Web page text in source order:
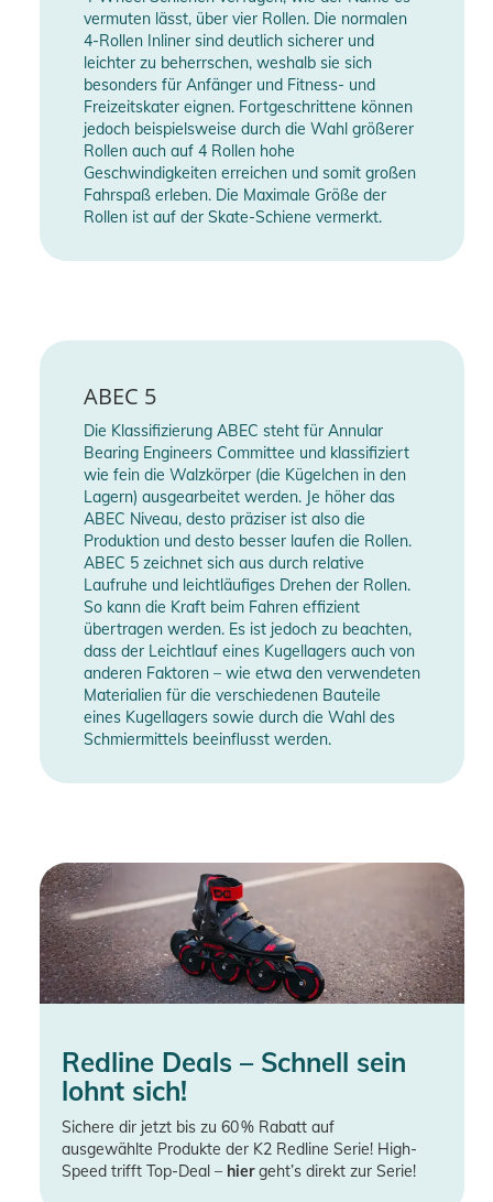
vermuten lässt, über vier Rollen. Die normalen
4-Rollen Inliner sind deutlich sicherer und
leichter zu beherrschen, weshalb sie sich
besonders für Anfänger und Fitness- und
Freizeitskater eignen. Fortgeschrittene können
jedoch beispielsweise durch die Wahl größerer
Rollen auch auf 4 Rollen hohe
Geschwindigkeiten erreichen und somit großen
Fahrspaß erleben. Die Maximale Größe der
Rollen ist auf der Skate-Schiene vermerkt.
ABEC 5
Die Klassifizierung ABEC steht für Annular
Bearing Engineers Committee und klassifiziert
wie fein die Walzkörper (die Kügelchen in den
Lagern) ausgearbeitet werden. Je höher das
ABEC Niveau, desto präziser ist also die
Produktion und desto besser laufen die Rollen.
ABEC 5 zeichnet sich aus durch relative
Laufruhe und leichtläufiges Drehen der Rollen.
So kann die Kraft beim Fahren effizient
übertragen werden. Es ist jedoch zu beachten,
dass der Leichtlauf eines Kugellagers auch von
anderen Faktoren – wie etwa den verwendeten
Materialien für die verschiedenen Bauteile
eines Kugellagers sowie durch die Wahl des
Schmiermittels beeinflusst werden.
Redline Deals – Schnell sein
lohnt sich!
Sichere dir jetzt bis zu 60 % Rabatt auf
ausgewählte Produkte der K2 Redline Serie! High-
Speed trifft Top-Deal – hiergeht’s direkt zur Serie!